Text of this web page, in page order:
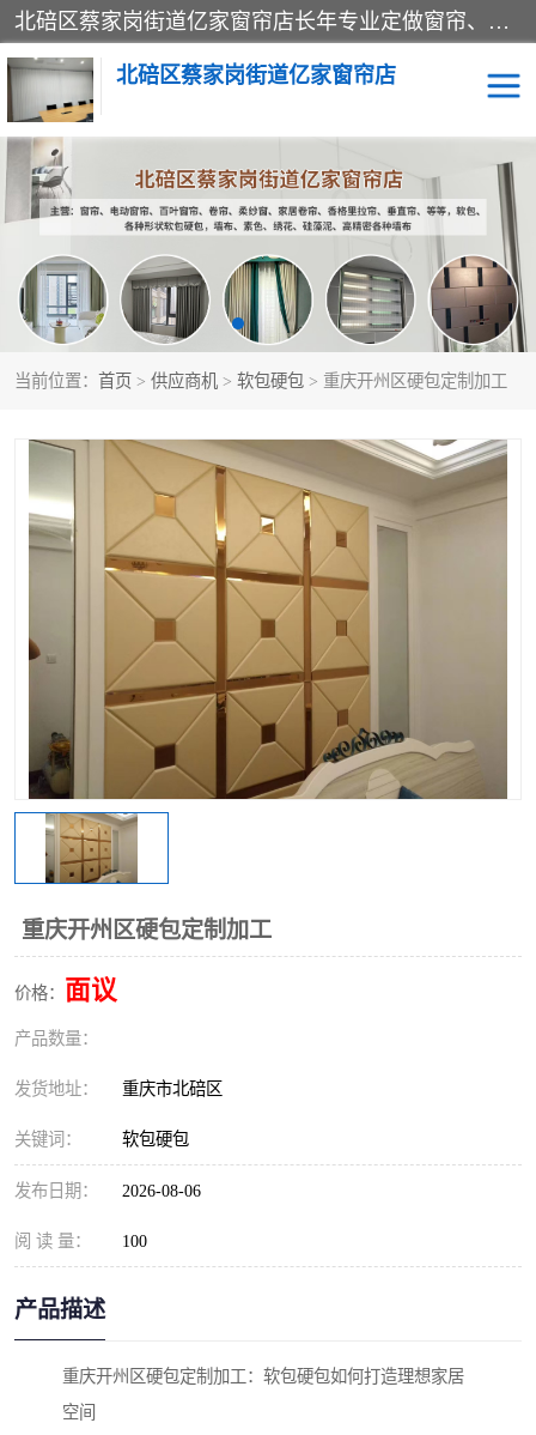
北碚区蔡家岗街道亿家窗帘店长年专业定做窗帘、电动窗帘、百叶窗帘、卷帘、柔纱窗、家居卷帘、香格里拉帘、垂直帘、等等，软包、各种形状软包硬包，墙布、素色、绣花、硅藻泥、高精密各种墙布，免费测量、免费安装，欢迎咨询
北碚区蔡家岗街道亿家窗帘店
当前位置： 首页 > 供应商机 > 软包硬包 > 重庆开州区硬包定制加工
重庆开州区硬包定制加工
价格： 面议
产品数量：
发货地址： 重庆市北碚区
关键词： 软包硬包
发布日期： 2026-08-06
阅 读 量： 100
产品描述
重庆开州区硬包定制加工：软包硬包如何打造理想家居
空间
软包硬包 墙布
窗帘 百叶窗卷帘